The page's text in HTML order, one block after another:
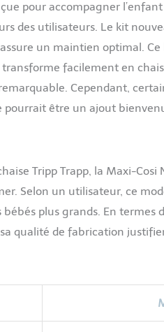
pour accompagner
des utilisateurs. Le kit
un maintien optimal.
facilement en
Cependant,
pourrait être un ajout
Tripp Trapp, la Maxi-Cosi
Selon un utilisateur, ce
plus grands. En termes
qualité de fabrication